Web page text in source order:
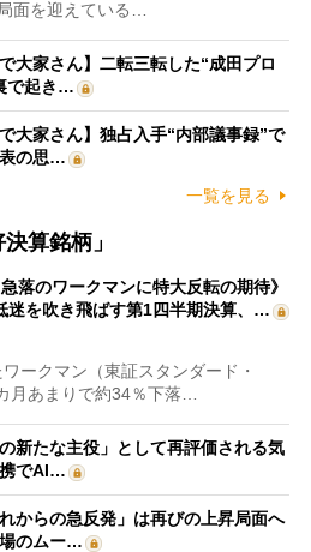
面を迎えている…
大家さん】二転三転した“成田プロ
で起き…
大家さん】独占入手“内部議事録”で
の思…
一覧を見る
算銘柄」
急落のワークマンに特大反転の期待》
迷を吹き飛ばす第1四半期決算、…
ークマン（東証スタンダード・
月あまりで約34％下落…
新たな主役」として再評価される気
でAI…
からの急反発」は再びの上昇局面へ
のムー…